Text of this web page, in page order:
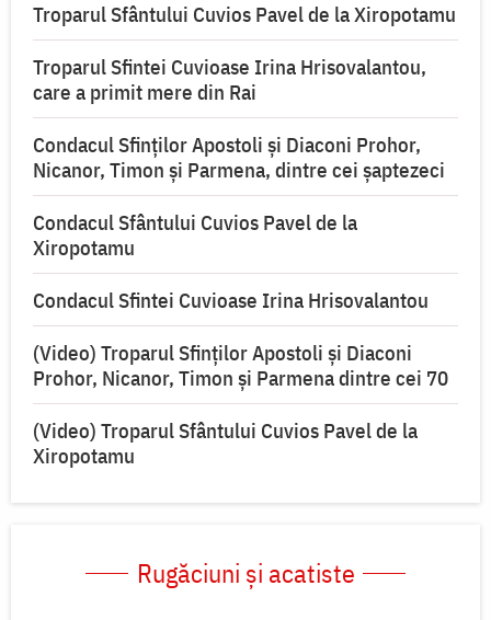
Troparul Sfântului Cuvios Pavel de la Xiropotamu
Troparul Sfintei Cuvioase Irina Hrisovalantou,
care a primit mere din Rai
Condacul Sfinților Apostoli și Diaconi Prohor,
Nicanor, Timon și Parmena, dintre cei şaptezeci
Condacul Sfântului Cuvios Pavel de la
Xiropotamu
Condacul Sfintei Cuvioase Irina Hrisovalantou
(Video) Troparul Sfinților Apostoli și Diaconi
Prohor, Nicanor, Timon și Parmena dintre cei 70
(Video) Troparul Sfântului Cuvios Pavel de la
Xiropotamu
Rugăciuni și acatiste